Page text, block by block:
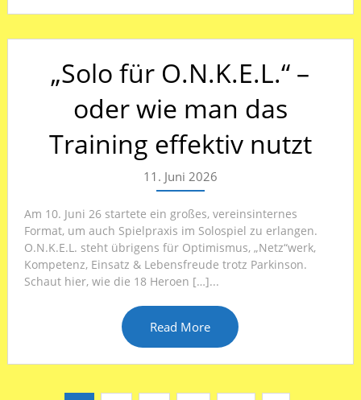
„Solo für O.N.K.E.L.“ –
oder wie man das
Training effektiv nutzt
11. Juni 2026
Am 10. Juni 26 startete ein großes, vereinsinternes
Format, um auch Spielpraxis im Solospiel zu erlangen.
O.N.K.E.L. steht übrigens für Optimismus, „Netz“werk,
Kompetenz, Einsatz & Lebensfreude trotz Parkinson.
Schaut hier, wie die 18 Heroen […]...
Read More